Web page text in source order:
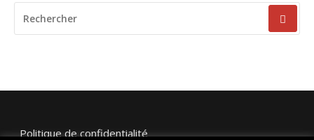
POUR
:
Politique de confidentialité